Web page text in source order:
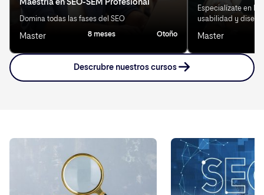
Maestría en SEO-SEM Profesional
Domina todas las fases del SEO
Master 8 meses Otoño
Especialízate en
usabilidad y
Master
Descrubre nuestros cursos